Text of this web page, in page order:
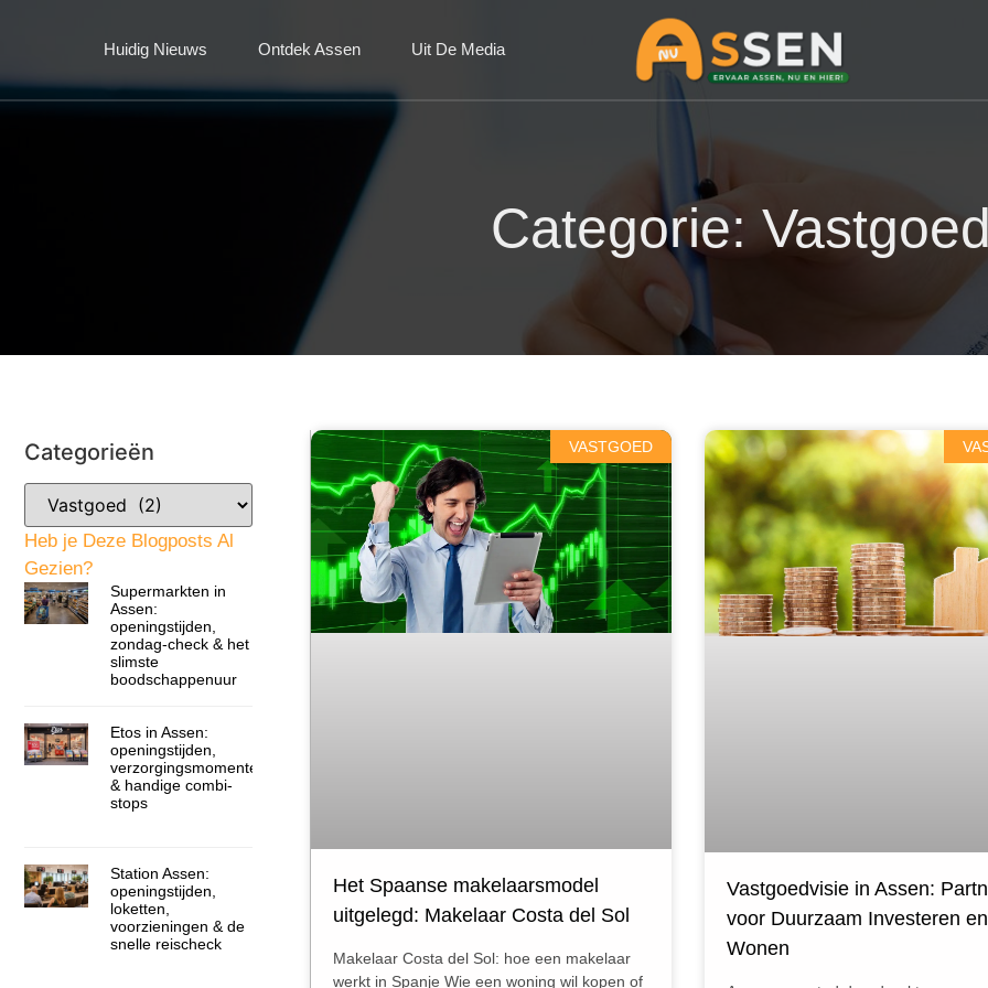
Huidig Nieuws Ontdek Assen Uit De Media
Categorie:
Categorieën
Heb je Deze Blogposts Al
Gezien?
Supermarkten in
Assen:
openingstijden,
zondag-check & het
slimste
boodschappenuur
Etos in Assen:
openingstijden,
verzorgingsmomenten
& handige combi-
stops
Station Assen:
openingstijden,
loketten,
voorzieningen & de
snelle reischeck
VASTGOED
Het Spaanse makelaarsmodel
uitgelegd: Makelaar Costa del Sol
Makelaar Costa del Sol: hoe een makelaar
werkt in Spanje Wie een woning wil kopen of
Vastgoedvisie in Assen:
voor Duurzaam Investeren en
Wonen